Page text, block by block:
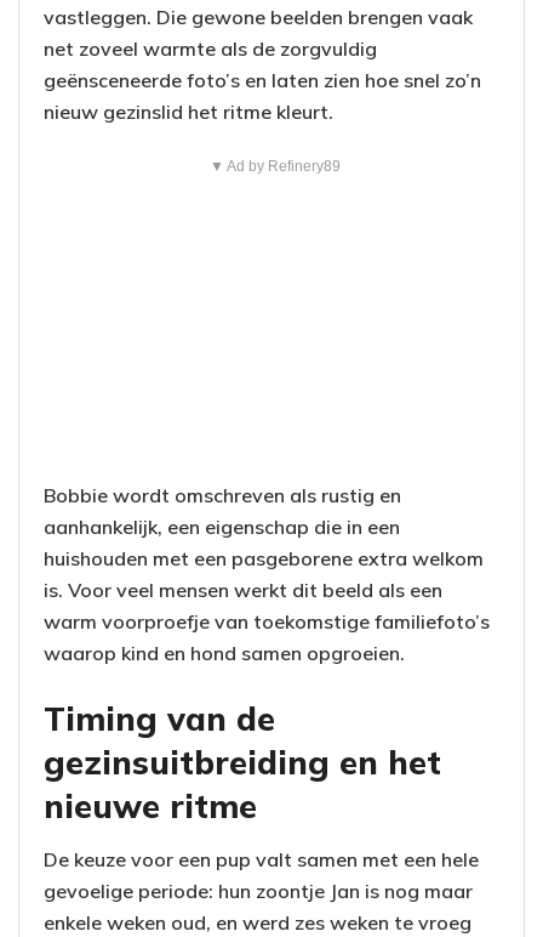
vastleggen. Die gewone beelden brengen vaak
net zoveel warmte als de zorgvuldig
geënsceneerde foto’s en laten zien hoe snel zo’n
nieuw gezinslid het ritme kleurt.
▼ Ad by Refinery89
Bobbie wordt omschreven als rustig en
aanhankelijk, een eigenschap die in een
huishouden met een pasgeborene extra welkom
is. Voor veel mensen werkt dit beeld als een
warm voorproefje van toekomstige familiefoto’s
waarop kind en hond samen opgroeien.
Timing van de
gezinsuitbreiding en het
nieuwe ritme
De keuze voor een pup valt samen met een hele
gevoelige periode: hun zoontje Jan is nog maar
enkele weken oud, en werd zes weken te vroeg